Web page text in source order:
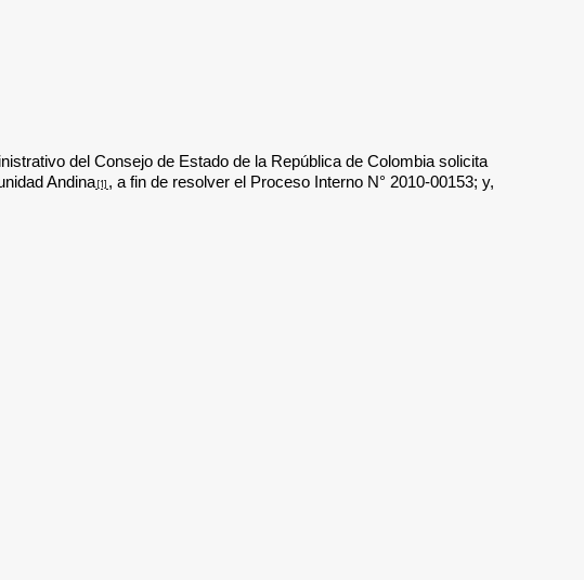
del Consejo de Estado de la República de Colombia solicita
Andina[1] , a fin de resolver el Proceso Interno N° 2010-00153; y,